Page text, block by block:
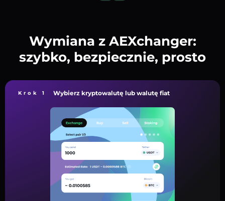
Wymiana z AEXchanger:
szybko, bezpiecznie, prosto
Krok 1 Wybierz kryptowalutę lub walutę fiat